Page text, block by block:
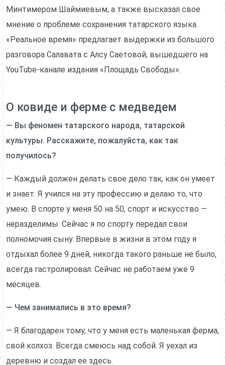
Минтимером Шаймиевым, а также высказал свое
мнение о проблеме сохранения татарского языка.
«Реальное время» предлагает выдержки из большого
разговора Салавата с Алсу Саетовой, вышедшего на
YouTube-канале издания «Площадь Свободы».
О ковиде и ферме с медведем
— Вы феномен татарского народа, татарской
культуры. Расскажите, пожалуйста, как так
получилось?
— Каждый должен делать свое дело так, как он умеет
и знает. Я учился на эту профессию и делаю то, что
умею. В спорте у меня 50 на 50, спорт и искусство —
неразделимы. Сейчас я по спорту передал свои
полномочия сыну. Впервые в жизни в этом году я
отдыхал более 9 дней, никогда такого раньше не было,
всегда гастролировал. Сейчас не работаем уже 9
месяцев.
— Чем занимались в это время?
— Я благодарен тому, что у меня есть маленькая ферма,
свой колхоз. Всегда смеюсь над собой. Я уехал из
деревню и создал ее здесь.